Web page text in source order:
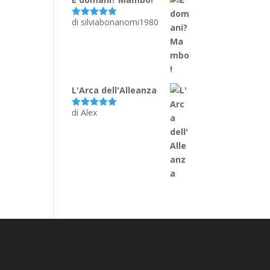
Valutato5
di silviabonanomi1980
L'Arca dell'Alleanza
Valutato
di Alex